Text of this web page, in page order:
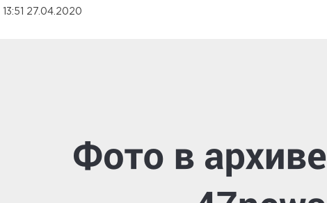
13:51 27.04.2020